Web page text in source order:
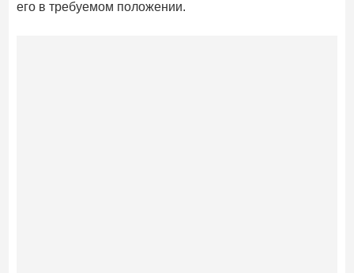
его в требуемом положении.